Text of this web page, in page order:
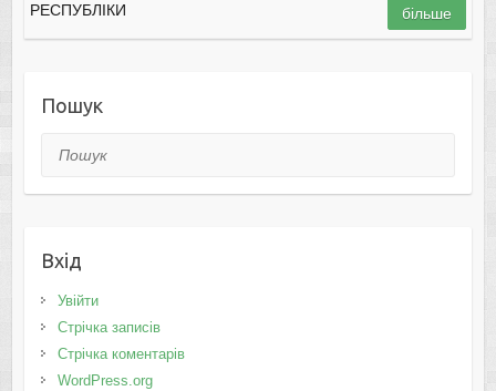
РЕСПУБЛІКИ
більше
Пошук
Пошук
Вхід
Увійти
Стрічка записів
Стрічка коментарів
WordPress.org